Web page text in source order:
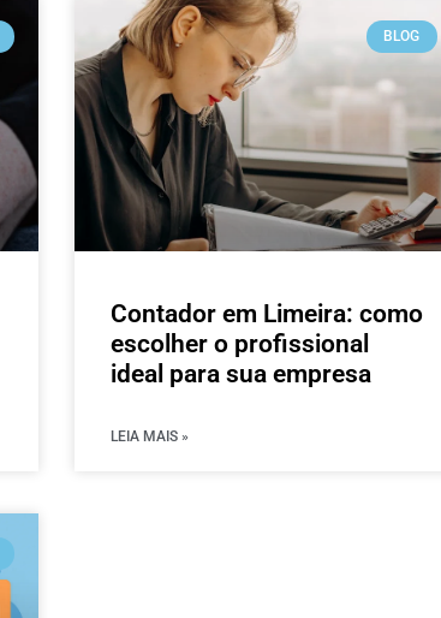
BLOG
Contador em Limeira: como
escolher o profissional
ideal para sua empresa
LEIA MAIS »